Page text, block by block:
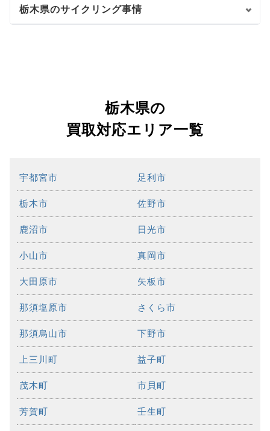
栃木県のサイクリング事情
栃木県の
買取対応エリア一覧
宇都宮市 足利市
栃木市 佐野市
鹿沼市 日光市
小山市 真岡市
大田原市 矢板市
那須塩原市 さくら市
那須烏山市 下野市
上三川町 益子町
茂木町 市貝町
芳賀町 壬生町